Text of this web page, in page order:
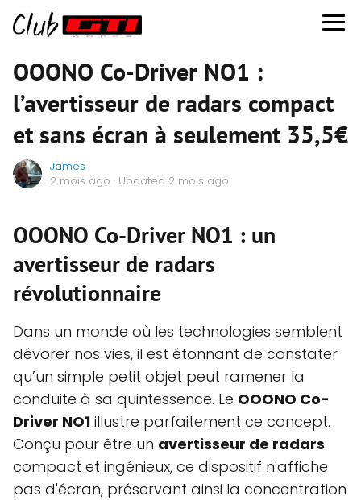
OOONO Co-Driver NO1 :
l’avertisseur de radars compact
et sans écran à seulement 35,5€
James
2 mois ago · Updated 2 mois ago
OOONO Co-Driver NO1 : un
avertisseur de radars
révolutionnaire
Dans un monde où les technologies semblent
dévorer nos vies, il est étonnant de constater
qu’un simple petit objet peut ramener la
conduite à sa quintessence. Le OOONO Co-
Driver NO1 illustre parfaitement ce concept.
Conçu pour être un avertisseur de radars
compact et ingénieux, ce dispositif n'affiche
pas d'écran, préservant ainsi la concentration